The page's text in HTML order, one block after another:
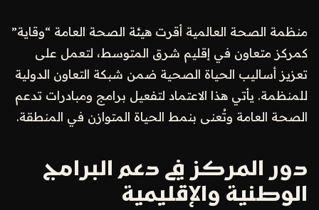
منظمة الصحة العالمية أقرت هيئة الصحة العامة “وقاية”
كمركز متعاون في إقليم شرق المتوسط، لتعمل على
تعزيز أساليب الحياة الصحية ضمن شبكة التعاون الدولية
للمنظمة. يأتي هذا الاعتماد لتفعيل برامج ومبادرات تدعم
الصحة العامة وتُعنى بنمط الحياة المتوازن في المنطقة.
دور المركز في دعم البرامج
الوطنية والإقليمية